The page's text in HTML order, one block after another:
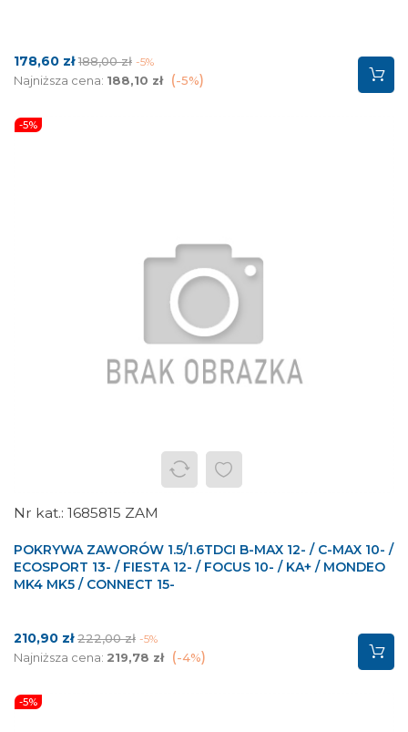
Cena
178,60 złCena
podstawowa
188,00 zł -5%
Najniższa cena: 188,10 zł -5%
-5%
1685815 ZAM
POKRYWA ZAWORÓW 1.5/1.6TDCI B-MAX 12- / C-MAX 10- /
ECOSPORT 13- / FIESTA 12- / FOCUS 10- / KA+ / MONDEO
MK4 MK5 / CONNECT 15-
Cena
210,90 zł Cena
podstawowa
222,00 zł -5%
Najniższa cena: 219,78 zł -4%
-5%